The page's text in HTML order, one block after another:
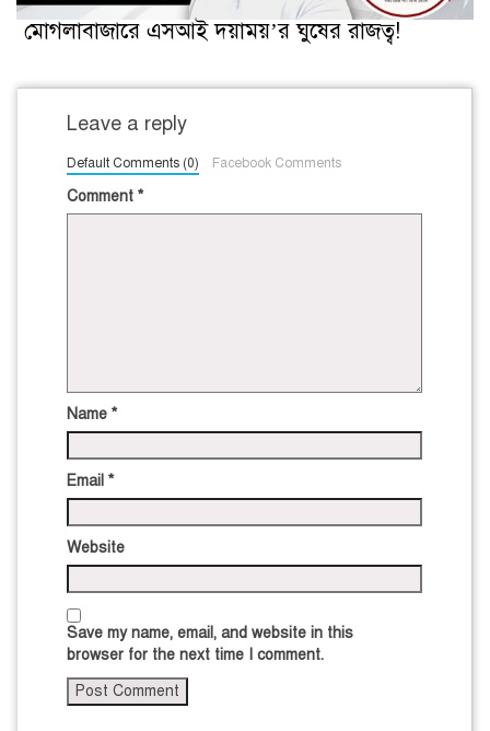
মোগলাবাজারে এসআই দয়াময়’র ঘুষের রাজত্ব!
Leave a reply
Default Comments (0) Facebook Comments
Comment *
Name *
Email *
Website
Save my name, email, and website in this
browser for the next time I comment.